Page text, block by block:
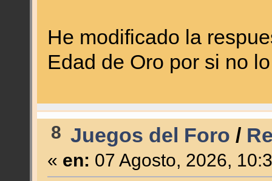
He modificado la
Edad de Oro por si no
8 Juegos del Foro /
« en: 07 Agosto, 2026,